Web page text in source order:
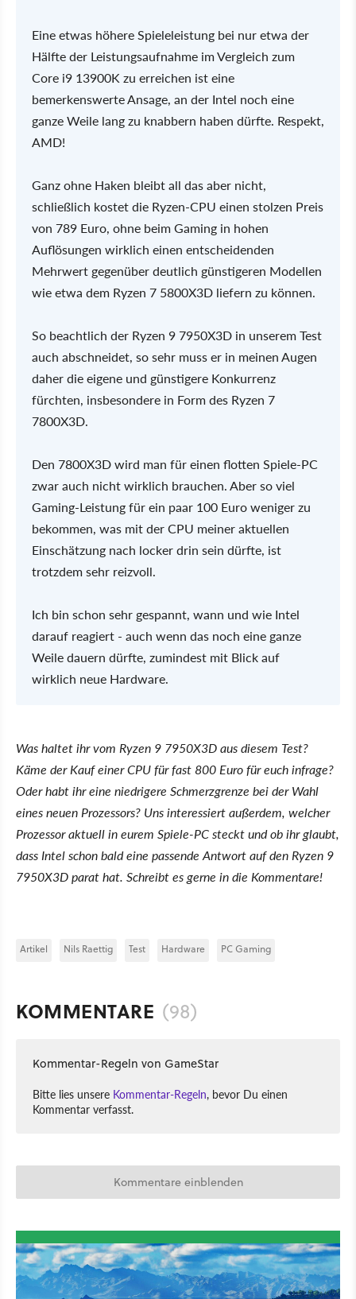
Eine etwas höhere Spieleleistung bei nur etwa der
Hälfte der Leistungsaufnahme im Vergleich zum
Core i9 13900K zu erreichen ist eine
bemerkenswerte Ansage, an der Intel noch eine
ganze Weile lang zu knabbern haben dürfte. Respekt,
AMD!
Ganz ohne Haken bleibt all das aber nicht,
schließlich kostet die Ryzen-CPU einen stolzen Preis
von 789 Euro, ohne beim Gaming in hohen
Auflösungen wirklich einen entscheidenden
Mehrwert gegenüber deutlich günstigeren Modellen
wie etwa dem Ryzen 7 5800X3D liefern zu können.
So beachtlich der Ryzen 9 7950X3D in unserem Test
auch abschneidet, so sehr muss er in meinen Augen
daher die eigene und günstigere Konkurrenz
fürchten, insbesondere in Form des Ryzen 7
7800X3D.
Den 7800X3D wird man für einen flotten Spiele-PC
zwar auch nicht wirklich brauchen. Aber so viel
Gaming-Leistung für ein paar 100 Euro weniger zu
bekommen, was mit der CPU meiner aktuellen
Einschätzung nach locker drin sein dürfte, ist
trotzdem sehr reizvoll.
Ich bin schon sehr gespannt, wann und wie Intel
darauf reagiert - auch wenn das noch eine ganze
Weile dauern dürfte, zumindest mit Blick auf
wirklich neue Hardware.
Was haltet ihr vom Ryzen 9 7950X3D aus diesem Test?
Käme der Kauf einer CPU für fast 800 Euro für euch infrage?
Oder habt ihr eine niedrigere Schmerzgrenze bei der Wahl
eines neuen Prozessors? Uns interessiert außerdem, welcher
Prozessor aktuell in eurem Spiele-PC steckt und ob ihr glaubt,
dass Intel schon bald eine passende Antwort auf den Ryzen 9
7950X3D parat hat. Schreibt es gerne in die Kommentare!
Artikel Nils Raettig Test Hardware PC Gaming
KOMMENTARE (98)
Kommentar-Regeln von GameStar
Bitte lies unsere Kommentar-Regeln, bevor Du einen
Kommentar verfasst.
Kommentare einblenden